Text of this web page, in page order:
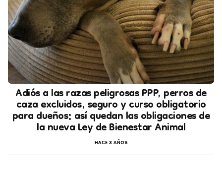
Adiós a las razas peligrosas PPP, perros de
caza excluidos, seguro y curso obligatorio
para dueños: así quedan las obligaciones de
la nueva Ley de Bienestar Animal
HACE 3 AÑOS